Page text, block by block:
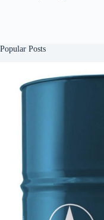
Popular Posts